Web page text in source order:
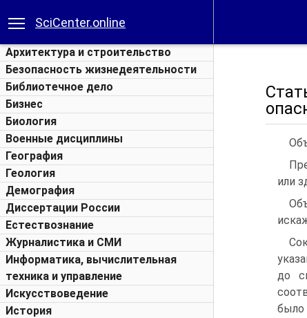
SciCenter.online
Архитектура и строительство
Безопасность жизнедеятельности
Библиотечное дело
Бизнес
Биология
Военные дисциплины
География
Геология
Демография
Диссертации России
Естествознание
Журналистика и СМИ
Информатика, вычислительная
техника и управление
Искусствоведение
История
или
до